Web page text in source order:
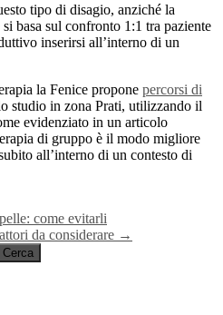
tipo di disagio, anziché la
basa sul confronto 1:1 tra paziente
inserirsi all’interno di un
la Fenice propone percorsi di
studio in zona Prati, utilizzando il
evidenziato in un articolo
di gruppo è il modo migliore
all’interno di un contesto di
come evitarli
da considerare →